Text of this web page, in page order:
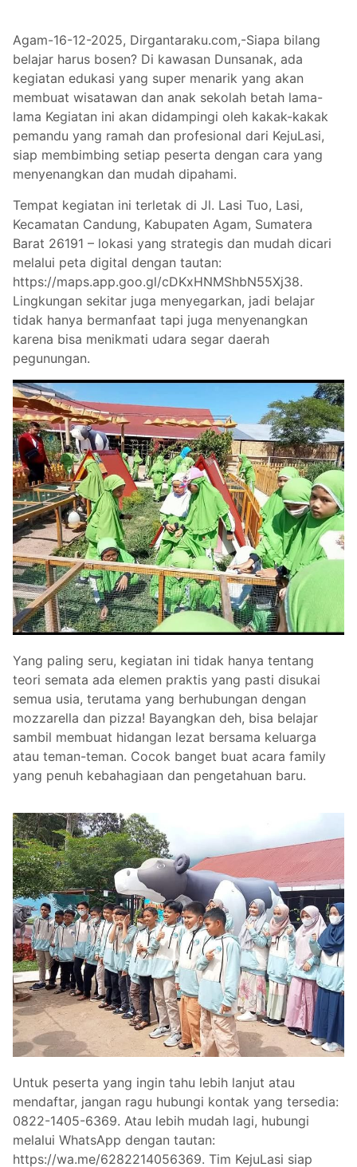
Agam-16-12-2025, Dirgantaraku.com,-Siapa bilang
belajar harus bosen? Di kawasan Dunsanak, ada
kegiatan edukasi yang super menarik yang akan
membuat wisatawan dan anak sekolah betah lama-
lama Kegiatan ini akan didampingi oleh kakak-kakak
pemandu yang ramah dan profesional dari KejuLasi,
siap membimbing setiap peserta dengan cara yang
menyenangkan dan mudah dipahami.
Tempat kegiatan ini terletak di Jl. Lasi Tuo, Lasi,
Kecamatan Candung, Kabupaten Agam, Sumatera
Barat 26191 – lokasi yang strategis dan mudah dicari
melalui peta digital dengan tautan:
https://maps.app.goo.gl/cDKxHNMShbN55Xj38.
Lingkungan sekitar juga menyegarkan, jadi belajar
tidak hanya bermanfaat tapi juga menyenangkan
karena bisa menikmati udara segar daerah
pegunungan.
Yang paling seru, kegiatan ini tidak hanya tentang
teori semata ada elemen praktis yang pasti disukai
semua usia, terutama yang berhubungan dengan
mozzarella dan pizza! Bayangkan deh, bisa belajar
sambil membuat hidangan lezat bersama keluarga
atau teman-teman. Cocok banget buat acara family
yang penuh kebahagiaan dan pengetahuan baru.
Untuk peserta yang ingin tahu lebih lanjut atau
mendaftar, jangan ragu hubungi kontak yang tersedia:
0822-1405-6369. Atau lebih mudah lagi, hubungi
melalui WhatsApp dengan tautan:
https://wa.me/6282214056369. Tim KejuLasi siap